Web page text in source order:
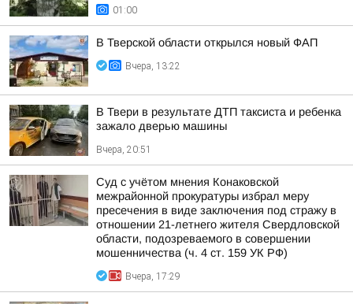
01:00
В Тверской области открылся новый ФАП
Вчера, 13:22
В Твери в результате ДТП таксиста и ребенка
зажало дверью машины
Вчера, 20:51
Суд с учётом мнения Конаковской
межрайонной прокуратуры избрал меру
пресечения в виде заключения под стражу в
отношении 21-летнего жителя Свердловской
области, подозреваемого в совершении
мошенничества (ч. 4 ст. 159 УК РФ)
Вчера, 17:29